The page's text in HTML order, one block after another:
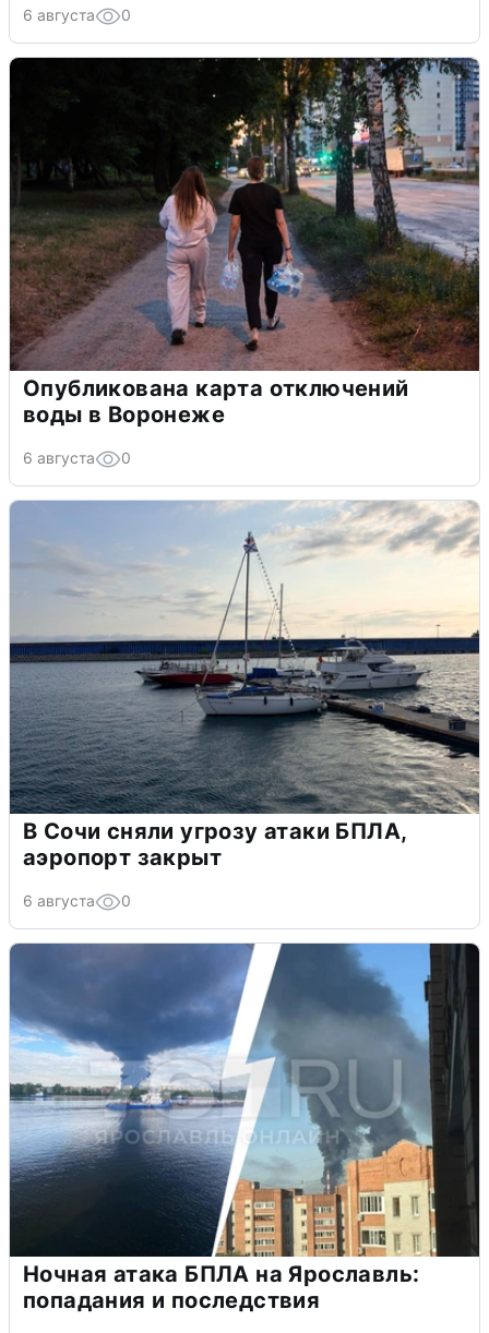
6 августа 0
Опубликована карта отключений
воды в Воронеже
6 августа 0
В Сочи сняли угрозу атаки БПЛА,
аэропорт закрыт
6 августа 0
Ночная атака БПЛА на Ярославль:
попадания и последствия